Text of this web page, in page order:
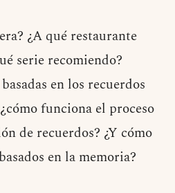
¿A qué restaurante
serie recomiendo?
en los recuerdos
funciona el proceso
de recuerdos? ¿Y cómo
en la memoria?